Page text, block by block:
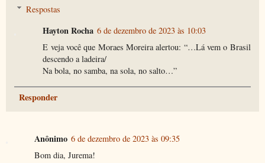
Respostas
Hayton Rocha 6 de dezembro de 2023 às 10:03
E veja você que Moraes Moreira alertou: “…Lá vem o Brasil
descendo a ladeira/
Na bola, no samba, na sola, no salto…”
Responder
Anônimo 6 de dezembro de 2023 às 09:35
Bom dia, Jurema!